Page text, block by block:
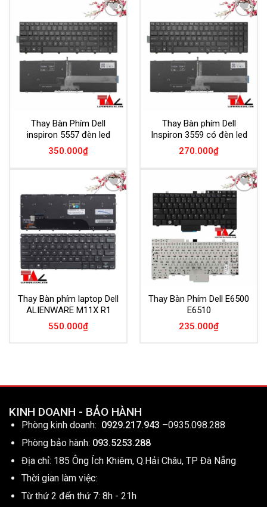
Add to
Wishlist
Thay Bàn Phím Dell
inspiron 5557 đèn led
350.000₫
Add to
Wishlist
Thay Bàn phím Dell
Inspiron 3559 có đèn led
270.000₫
Add to
Wishlist
Thay Bàn phím laptop Dell
ALIENWARE M11X R1
550.000₫
Add to
Wishlist
Thay Bàn Phím Dell E6500
E6510
235.000₫
KINH DOANH - BẢO HÀNH
Phòng kinh doanh: 0929.217.943 –0935.098.288
Phòng bảo hành: 093.5253.288
Địa chỉ: 185 Ông Ích Khiêm, Q.Hải Châu, TP Đà Nẵng
Thời gian làm việc:
Từ thứ 2 đến thứ 7: 8h - 21h